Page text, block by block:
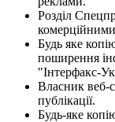
Розділ
Будь яке
поширення
"Інтерфакс-
Власник веб-
публікації.
Будь-яке